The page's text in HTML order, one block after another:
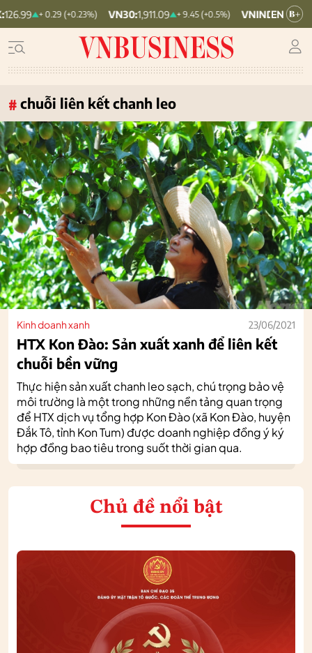
+ 0.29 (+0.23%) VN30:1,911.09 + 9.45 (+0.5%) VNINDEX:1,768.06
# chuỗi liên kết chanh leo
Kinh doanh xanh 23/06/2021
HTX Kon Đào: Sản xuất xanh để liên kết
chuỗi bền vững
Thực hiện sản xuất chanh leo sạch, chú trọng bảo vệ
môi trường là một trong những nền tảng quan trọng
để HTX dịch vụ tổng hợp Kon Đào (xã Kon Đào, huyện
Đắk Tô, tỉnh Kon Tum) được doanh nghiệp đồng ý ký
hợp đồng bao tiêu trong suốt thời gian qua.
Chủ đề nổi bật